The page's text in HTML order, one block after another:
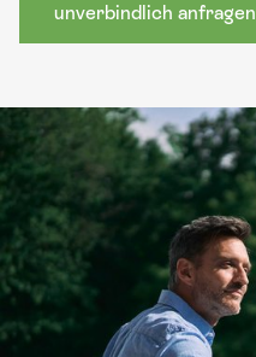
unverbindlich anfragen